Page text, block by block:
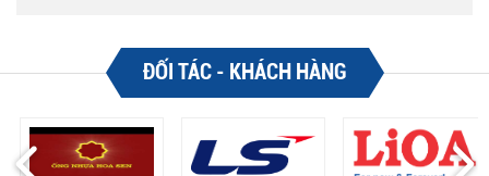
ĐỐI TÁC - KHÁCH HÀNG